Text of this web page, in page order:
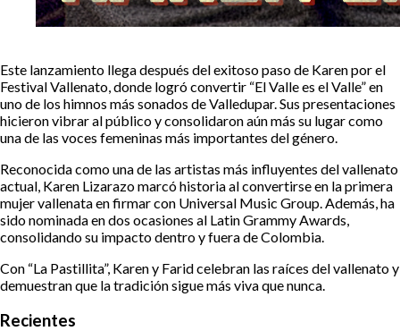
Este lanzamiento llega después del exitoso paso de Karen por el
Festival Vallenato, donde logró convertir “El Valle es el Valle” en
uno de los himnos más sonados de Valledupar. Sus presentaciones
hicieron vibrar al público y consolidaron aún más su lugar como
una de las voces femeninas más importantes del género.
Reconocida como una de las artistas más influyentes del vallenato
actual, Karen Lizarazo marcó historia al convertirse en la primera
mujer vallenata en firmar con Universal Music Group. Además, ha
sido nominada en dos ocasiones al Latin Grammy Awards,
consolidando su impacto dentro y fuera de Colombia.
Con “La Pastillita”, Karen y Farid celebran las raíces del vallenato y
demuestran que la tradición sigue más viva que nunca.
Recientes